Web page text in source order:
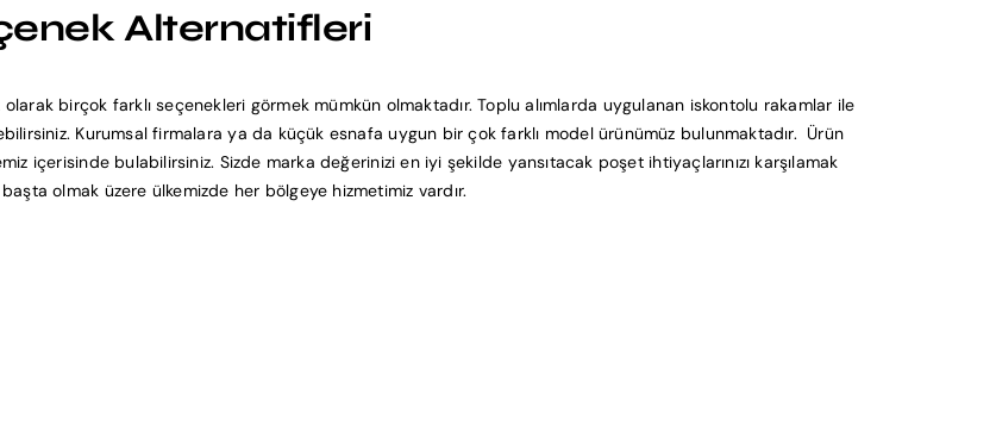
Alternatifleri
olarak birçok farklı seçenekleri görmek mümkün olmaktadır. Toplu alımlarda uygulanan iskontolu rakamlar ile
Kurumsal firmalara ya da küçük esnafa uygun bir çok farklı model ürünümüz bulunmaktadır. Ürün
içerisinde bulabilirsiniz. Sizde marka değerinizi en iyi şekilde yansıtacak poşet ihtiyaçlarınızı karşılamak
olmak üzere ülkemizde her bölgeye hizmetimiz vardır.